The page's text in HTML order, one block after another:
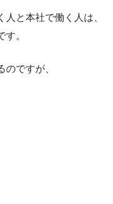
と本社で働く人は、
。
ですが、